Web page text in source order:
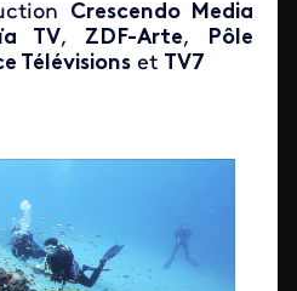
Crescendo Media
TV, ZDF-Arte,
Pôle
Télévisions et TV7